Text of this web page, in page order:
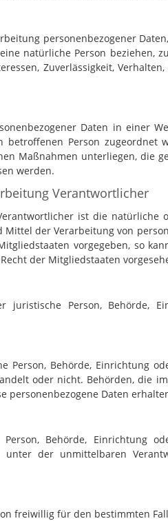
personenbezogener
natürliche Person beziehen,
Zuverlässigkeit,
Daten in einer
Person
Maßnahmen unterliegen, die
werden.
Verantwortlicher
ist die natürliche
der Verarbeitung von
vorgegeben, so
der Mitgliedstaaten
juristische Person, Behörde,
Person, Behörde, Einrichtung
oder nicht. Behörden, die
personenbezogene Daten
Behörde, Einrichtung
der unmittelbaren
freiwillig für den bestimmten